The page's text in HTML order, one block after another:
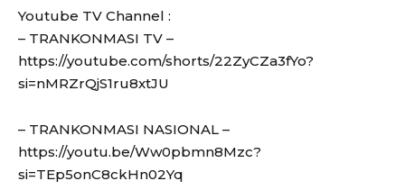
Youtube TV Channel :
– TRANKONMASI TV –
https://youtube.com/shorts/22ZyCZa3fYo?
si=nMRZrQjS1ru8xtJU
– TRANKONMASI NASIONAL –
https://youtu.be/Ww0pbmn8Mzc?
si=TEp5onC8ckHn02Yq